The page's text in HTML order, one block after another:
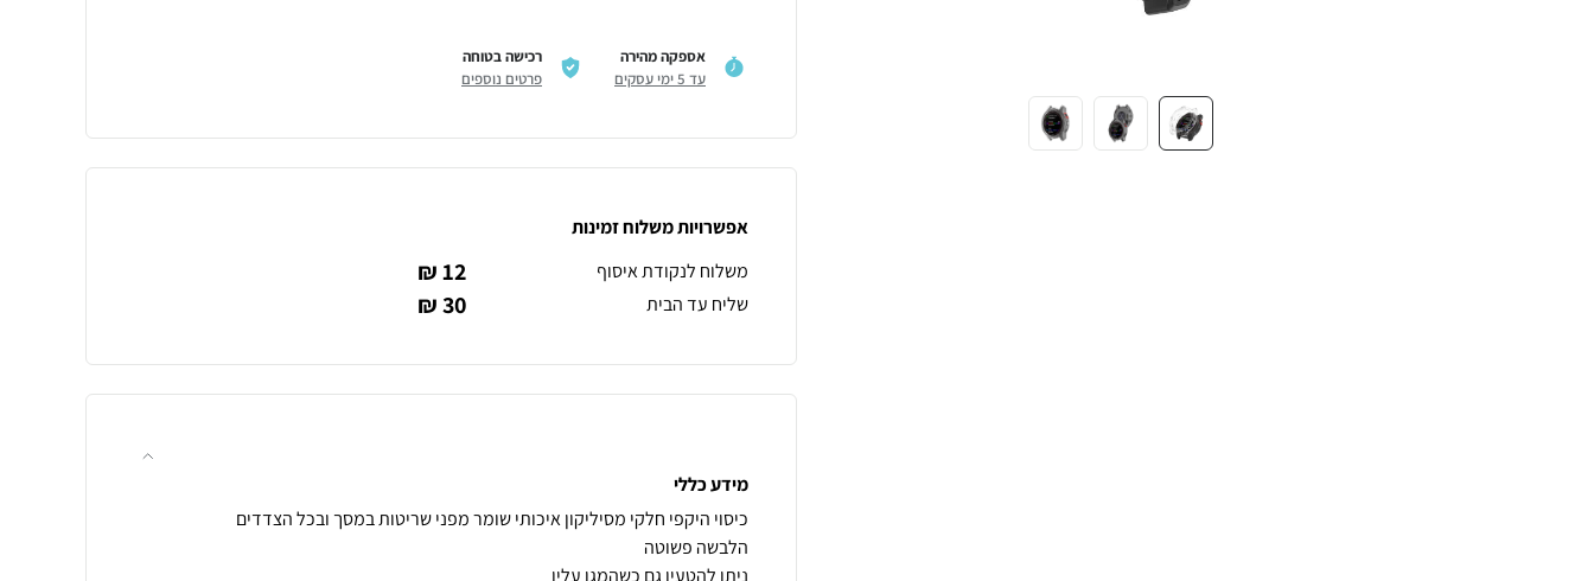
אספקה מהירה
עד 5 ימי עסקים
רכישה בטוחה
פרטים נוספים
אפשרויות משלוח זמינות
משלוח לנקודת איסוף
12 ₪
שליח עד הבית 30 ₪
מידע כללי